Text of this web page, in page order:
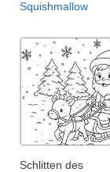
Squishmallow
Schlitten des